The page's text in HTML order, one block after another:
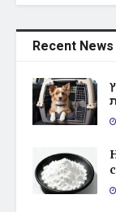
Recent News